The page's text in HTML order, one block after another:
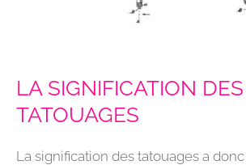
LA SIGNIFICATION DES
TATOUAGES
La signification des tatouages a